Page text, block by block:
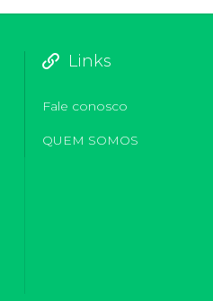
Links
Fale conosco
QUEM SOMOS